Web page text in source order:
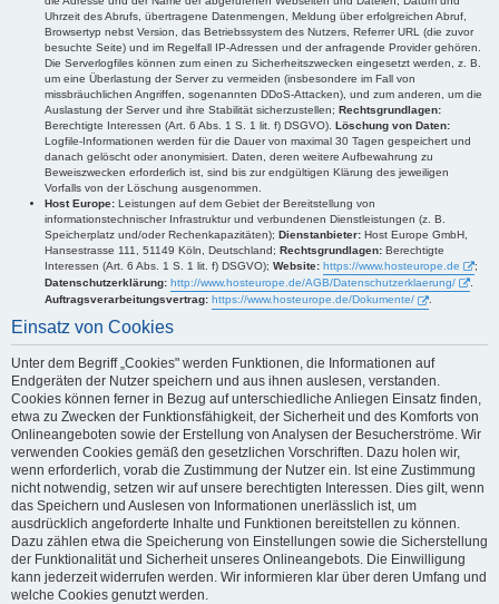
Uhrzeit des Abrufs, übertragene Datenmengen, Meldung über erfolgreichen Abruf,
Browsertyp nebst Version, das Betriebssystem des Nutzers, Referrer URL (die zuvor
besuchte Seite) und im Regelfall IP-Adressen und der anfragende Provider gehören.
Die Serverlogfiles können zum einen zu Sicherheitszwecken eingesetzt werden, z. B.
um eine Überlastung der Server zu vermeiden (insbesondere im Fall von
missbräuchlichen Angriffen, sogenannten DDoS-Attacken), und zum anderen, um die
Auslastung der Server und ihre Stabilität sicherzustellen; Rechtsgrundlagen:
Berechtigte Interessen (Art. 6 Abs. 1 S. 1 lit. f) DSGVO). Löschung von Daten:
Logfile-Informationen werden für die Dauer von maximal 30 Tagen gespeichert und
danach gelöscht oder anonymisiert. Daten, deren weitere Aufbewahrung zu
Beweiszwecken erforderlich ist, sind bis zur endgültigen Klärung des jeweiligen
Vorfalls von der Löschung ausgenommen.
Host Europe: Leistungen auf dem Gebiet der Bereitstellung von
informationstechnischer Infrastruktur und verbundenen Dienstleistungen (z. B.
Speicherplatz und/oder Rechenkapazitäten); Dienstanbieter: Host Europe GmbH,
Hansestrasse 111, 51149 Köln, Deutschland; Rechtsgrundlagen: Berechtigte
Interessen (Art. 6 Abs. 1 S. 1 lit. f) DSGVO); Website: https://www.hosteurope.de
;
Datenschutzerklärung: http://www.hosteurope.de/AGB/Datenschutzerklaerung/
Auftragsverarbeitungsvertrag: https://www.hosteurope.de/Dokumente/ .
Einsatz von Cookies
Unter dem Begriff „Cookies" werden Funktionen, die Informationen auf
Endgeräten der Nutzer speichern und aus ihnen auslesen, verstanden.
Cookies können ferner in Bezug auf unterschiedliche Anliegen Einsatz finden,
etwa zu Zwecken der Funktionsfähigkeit, der Sicherheit und des Komforts von
Onlineangeboten sowie der Erstellung von Analysen der Besucherströme. Wir
verwenden Cookies gemäß den gesetzlichen Vorschriften. Dazu holen wir,
wenn erforderlich, vorab die Zustimmung der Nutzer ein. Ist eine Zustimmung
nicht notwendig, setzen wir auf unsere berechtigten Interessen. Dies gilt, wenn
das Speichern und Auslesen von Informationen unerlässlich ist, um
ausdrücklich angeforderte Inhalte und Funktionen bereitstellen zu können.
Dazu zählen etwa die Speicherung von Einstellungen sowie die Sicherstellung
der Funktionalität und Sicherheit unseres Onlineangebots. Die Einwilligung
kann jederzeit widerrufen werden. Wir informieren klar über deren Umfang und
welche Cookies genutzt werden.